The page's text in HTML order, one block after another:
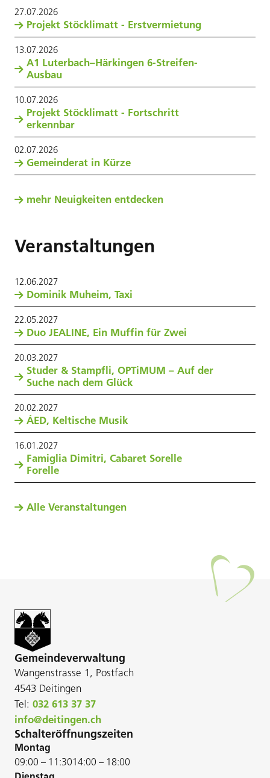
27.07.2026
Projekt Stöcklimatt - Erstvermietung
13.07.2026
A1 Luterbach–Härkingen 6-Streifen-
Ausbau
10.07.2026
Projekt Stöcklimatt - Fortschritt
erkennbar
02.07.2026
Gemeinderat in Kürze
mehr Neuigkeiten entdecken
Veranstaltungen
12.06.2027
Dominik Muheim, Taxi
22.05.2027
Duo JEALINE, Ein Muffin für Zwei
20.03.2027
Studer & Stampfli, OPTiMUM – Auf der
Suche nach dem Glück
20.02.2027
ÁED, Keltische Musik
16.01.2027
Famiglia Dimitri, Cabaret Sorelle
Forelle
Alle Veranstaltungen
Gemeindeverwaltung
Wangenstrasse 1, Postfach
4543 Deitingen
Tel: 032 613 37 37
info@deitingen.ch
Schalteröffnungszeiten
Montag
09:00 – 11:3014:00 – 18:00